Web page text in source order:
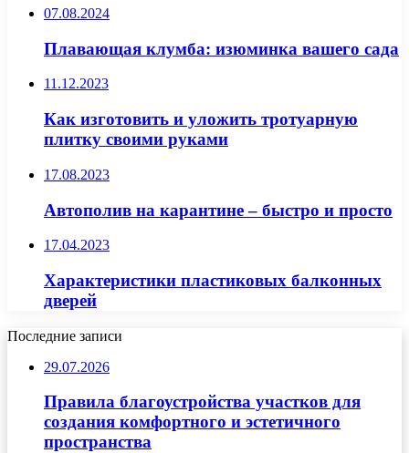
07.08.2024
Плавающая клумба: изюминка вашего сада
11.12.2023
Как изготовить и уложить тротуарную
плитку своими руками
17.08.2023
Автополив на карантине – быстро и просто
17.04.2023
Характеристики пластиковых балконных
дверей
Последние записи
29.07.2026
Правила благоустройства участков для
создания комфортного и эстетичного
пространства